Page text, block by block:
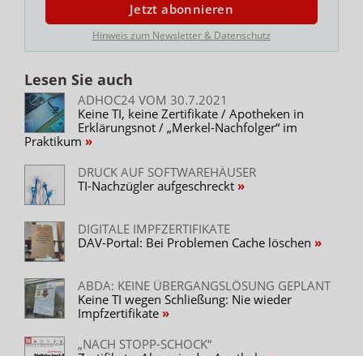
Jetzt abonnieren
Hinweis zum Newsletter & Datenschutz
Lesen Sie auch
ADHOC24 VOM 30.7.2021
Keine TI, keine Zertifikate / Apotheken in
Erklärungsnot / „Merkel-Nachfolger“ im
Praktikum
DRUCK AUF SOFTWAREHÄUSER
TI-Nachzügler aufgeschreckt
DIGITALE IMPFZERTIFIKATE
DAV-Portal: Bei Problemen Cache löschen
ABDA: KEINE ÜBERGANGSLÖSUNG GEPLANT
Keine TI wegen Schließung: Nie wieder
Impfzertifikate
„NACH STOPP-SCHOCK“